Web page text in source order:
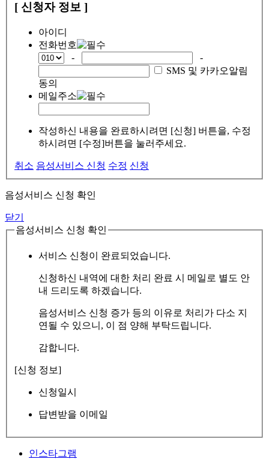
[ 신청자 정보 ]
아이디
전화번호
-
-
SMS 및 카카오알림
동의
메일주소
작성하신 내용을 완료하시려면 [신청] 버튼을, 수정
하시려면 [수정]버튼을 눌러주세요.
취소 음성서비스 신청 수정 신청
음성서비스 신청 확인
닫기
음성서비스 신청 확인
서비스 신청이 완료되었습니다.
신청하신 내역에 대한 처리 완료 시 메일로 별도 안
내 드리도록 하겠습니다.
음성서비스 신청 증가 등의 이유로 처리가 다소 지
연될 수 있으니, 이 점 양해 부탁드립니다.
감합니다.
[신청 정보]
신청일시
답변받을 이메일
인스타그램